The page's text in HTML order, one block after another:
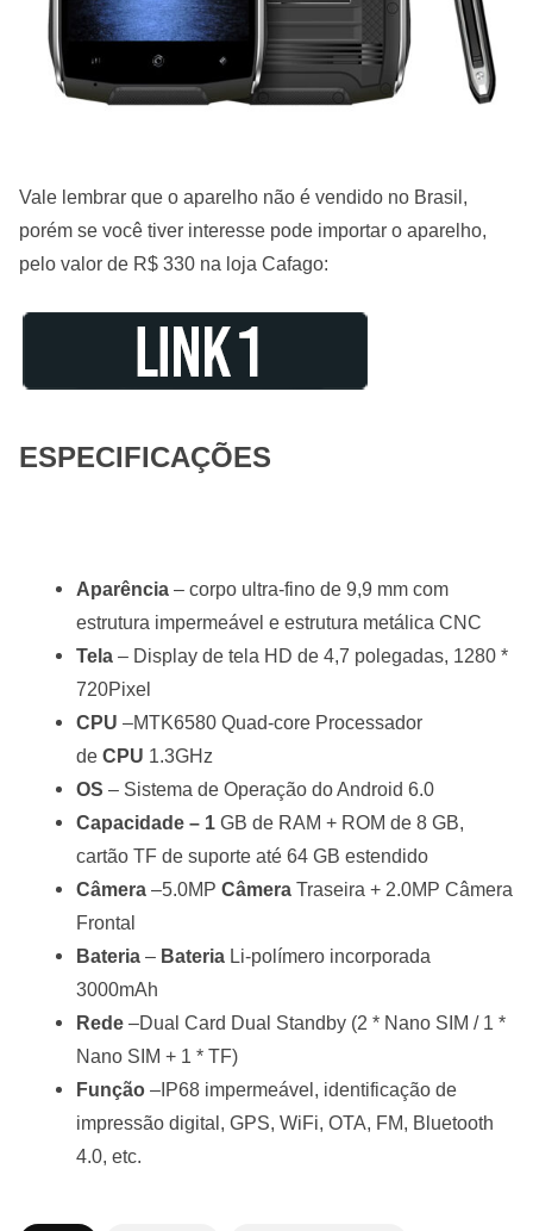
Vale lembrar que o aparelho não é vendido no Brasil,
porém se você tiver interesse pode importar o aparelho,
pelo valor de R$ 330 na loja Cafago:
ESPECIFICAÇÕES
Aparência – corpo ultra-fino de 9,9 mm com
estrutura impermeável e estrutura metálica CNC
Tela – Display de tela HD de 4,7 polegadas, 1280 *
720Pixel
CPU –MTK6580 Quad-core Processador
de CPU 1.3GHz
OS – Sistema de Operação do Android 6.0
Capacidade – 1 GB de RAM + ROM de 8 GB,
cartão TF de suporte até 64 GB estendido
Câmera –5.0MP Câmera Traseira + 2.0MP Câmera
Frontal
Bateria – Bateria Li-polímero incorporada
3000mAh
Rede –Dual Card Dual Standby (2 * Nano SIM / 1 *
Nano SIM + 1 * TF)
Função –IP68 impermeável, identificação de
impressão digital, GPS, WiFi, OTA, FM, Bluetooth
4.0, etc.